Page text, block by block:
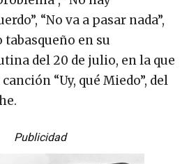
“No va a pasar nada”,
en su
del 20 de julio, en la que
“Uy, qué Miedo”, del
Publicidad